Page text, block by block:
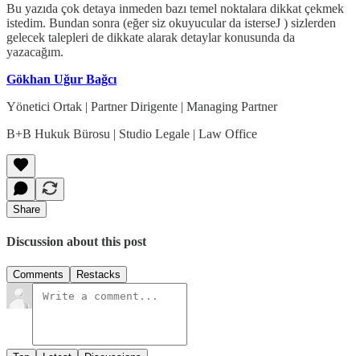
Bu yazıda çok detaya inmeden bazı temel noktalara dikkat çekmek
istedim. Bundan sonra (eğer siz okuyucular da isterseJ ) sizlerden
gelecek talepleri de dikkate alarak detaylar konusunda da
yazacağım.
Gökhan Uğur Bağcı
Yönetici Ortak | Partner Dirigente | Managing Partner
B+B Hukuk Bürosu | Studio Legale | Law Office
Share
Discussion about this post
Comments Restacks